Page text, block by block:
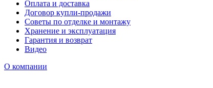
Оплата и доставка
Договор купли-продажи
Советы по отделке и монтажу
Хранение и эксплуатация
Гарантия и возврат
Видео
О компании